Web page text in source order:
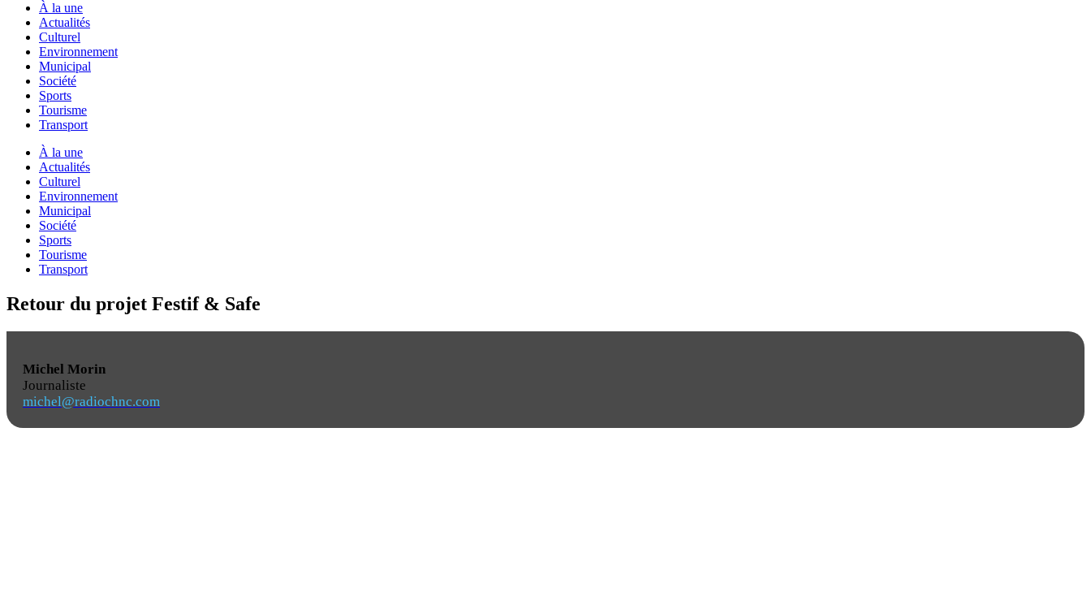
À la une
Actualités
Culturel
Environnement
Municipal
Société
Sports
Tourisme
Transport
À la une
Actualités
Culturel
Environnement
Municipal
Société
Sports
Tourisme
Transport
Retour du projet Festif & Safe
Michel Morin
Journaliste
michel@radiochnc.com